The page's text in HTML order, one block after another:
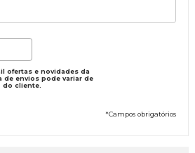
ofertas e novidades da
de envios pode variar de
do cliente.
*Campos obrigatórios